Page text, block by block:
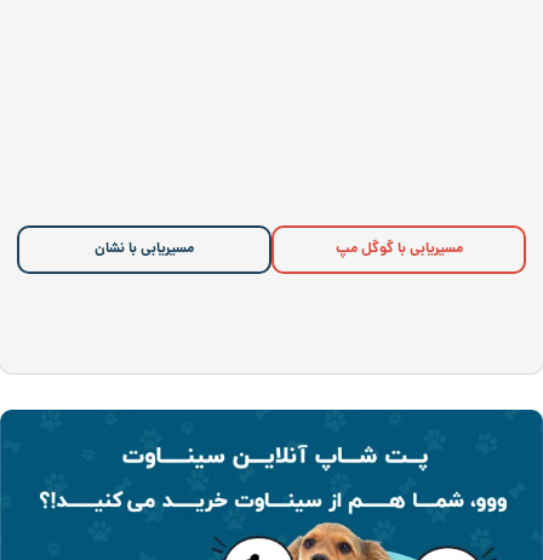
مسیریابی با گوگل مپ مسیریابی با نشان